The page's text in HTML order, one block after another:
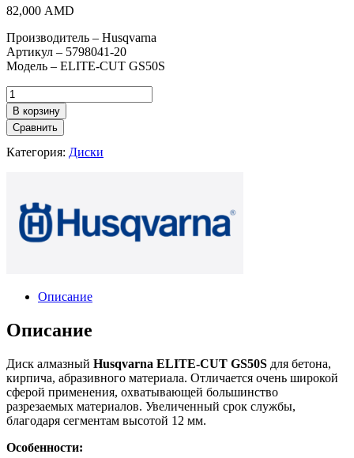
82,000 AMD
Производитель – Husqvarna
Артикул – 5798041-20
Модель – ELITE-CUT GS50S
Количество
товара
Диск
алмазный
Husqvarna
ELITE-
350-
25,4
В корзину
Сравнить
Категория: Диски
Описание
Описание
Диск алмазный Husqvarna ELITE-CUT GS50S для бетона,
кирпича, абразивного материала. Отличается очень широкой
сферой применения, охватывающей большинство
разрезаемых материалов. Увеличенный срок службы,
благодаря сегментам высотой 12 мм.
Особенности: